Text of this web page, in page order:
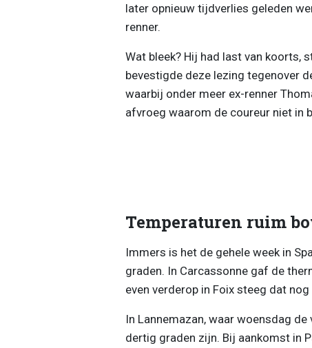
later opnieuw tijdverlies geleden
renner.
Wat bleek? Hij had last van koorts,
bevestigde deze lezing tegenover
waarbij onder meer ex-renner
afvroeg waarom de coureur niet in
Temperaturen ruim
Immers is het de gehele week in
graden. In Carcassonne gaf de
even verderop in Foix steeg dat
In Lannemazan, waar woensdag
dertig graden zijn. Bij aankomst in